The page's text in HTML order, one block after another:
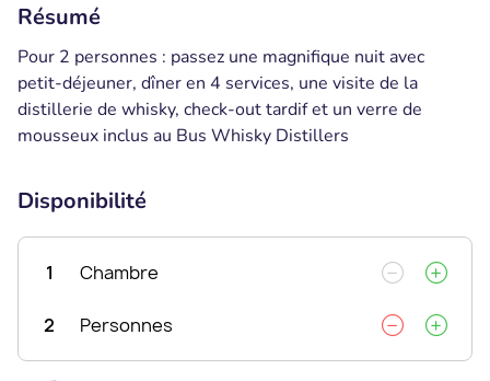
Résumé
Pour 2 personnes : passez une magnifique nuit avec
petit-déjeuner, dîner en 4 services, une visite de la
distillerie de whisky, check-out tardif et un verre de
mousseux inclus au Bus Whisky Distillers
Disponibilité
1 Chambre
2 Personnes